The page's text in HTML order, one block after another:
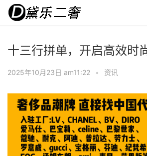
十三行拼单，开启高效时
2025年10月23日 am11:22 • 资讯